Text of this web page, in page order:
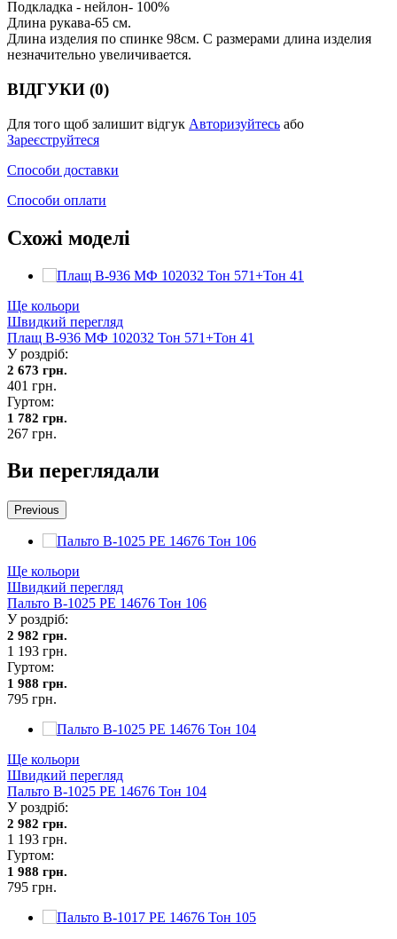
Подкладка - нейлон- 100%
Длина рукава-65 см.
Длина изделия по спинке 98см. С размерами длина изделия
незначительно увеличивается.
ВІДГУКИ (0)
Для того щоб залишит відгук Авторизуйтесь або
Зареєструйтеся
Способи доставки
Способи оплати
Схожі моделі
Ще кольори
Швидкий перегляд
Плащ В-936 МФ 102032 Тон 571+Тон 41
У роздріб:
2 673 грн.
401 грн.
Гуртом:
1 782 грн.
267 грн.
Ви переглядали
Previous
Ще кольори
Швидкий перегляд
Пальто В-1025 PE 14676 Тон 106
У роздріб:
2 982 грн.
1 193 грн.
Гуртом:
1 988 грн.
795 грн.
Ще кольори
Швидкий перегляд
Пальто В-1025 PE 14676 Тон 104
У роздріб:
2 982 грн.
1 193 грн.
Гуртом:
1 988 грн.
795 грн.